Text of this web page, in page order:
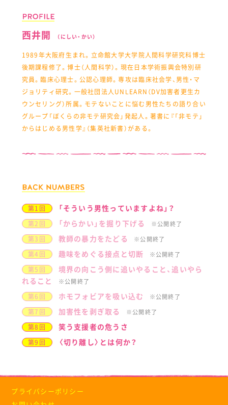
西井開 （にしい・かい）
1989年大阪府生まれ。立命館大学大学院人間科学研究科博士
後期課程修了。博士（人間科学）。現在日本学術振興会特別研
究員。臨床心理士。公認心理師。専攻は臨床社会学、男性・マ
ジョリティ研究。一般社団法人UNLEARN（DV加害者更生カ
ウンセリング）所属。モテないことに悩む男性たちの語り合い
グループ「ぼくらの非モテ研究会」発起人。著書に『「非モテ」
からはじめる男性学』（集英社新書）がある。
第1回 「そういう男性っていますよね」？
第2回 「からかい」を掘り下げる ※公開終了
第3回 教師の暴力をたどる ※公開終了
第4回 趣味をめぐる接点と切断 ※公開終了
第5回
境界の向こう側に追いやること、追いやら
れること
※公開終了
第6回 ホモフォビアを吸い込む ※公開終了
第7回 加害性を剥ぎ取る ※公開終了
第8回 笑う支援者の危うさ
第9回 〈切り離し〉とは何か？
プライバシーポリシー